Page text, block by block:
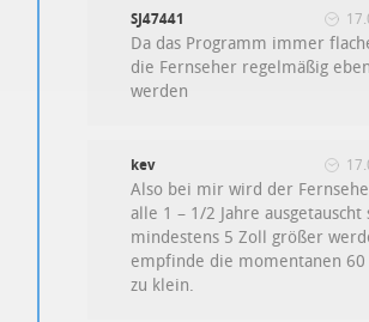
SJ47441
Da das Programm immer
die Fernseher regelmäßig
werden
kev
Also bei mir wird der
alle 1 – 1/2 Jahre
mindestens 5 Zoll größer
empfinde die momentanen 60
zu klein.